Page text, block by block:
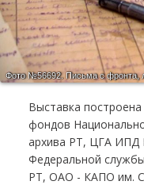
Фото №56692. Письма с фронта,
Выставка
фондов
архива РТ, ЦГА ИПД
Федеральной
РТ, ОАО - КАПО им.